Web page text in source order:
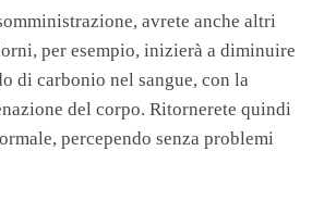
avrete anche altri
per esempio, inizierà a diminuire
di carbonio nel sangue, con la
del corpo. Ritornerete quindi
percependo senza problemi